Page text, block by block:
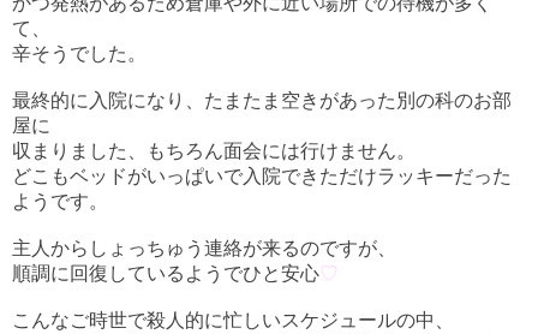
て、
辛そうでした。
最終的に入院になり、たまたま空きがあった別の科のお部
屋に
収まりました、もちろん面会には行けません。
どこもベッドがいっぱいで入院できただけラッキーだった
ようです。
主人からしょっちゅう連絡が来るのですが、
順調に回復しているようでひと安心♡
こんなご時世で殺人的に忙しいスケジュールの中、